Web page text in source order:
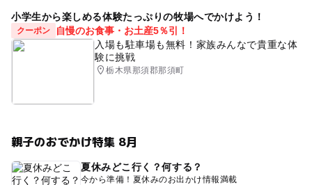
小学生から楽しめる体験たっぷりの牧場へでかけよう！
クーポン
自慢のお食事・お土産5％引！
入場も駐車場も無料！家族みんなで貴重な体
験に挑戦
栃木県那須郡那須町
親子のおでかけ特集 8月
夏休みどこ行く？何する？
今から準備！夏休みのお出かけ情報満載